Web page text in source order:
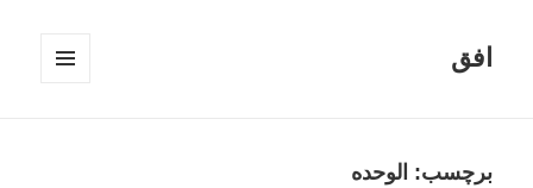
افق
برچسب: الوحده